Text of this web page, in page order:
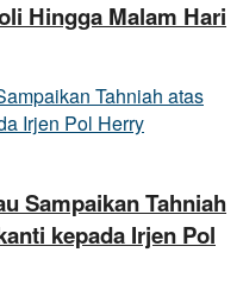
Hingga Malam Hari
Sampaikan Tahniah
kepada Irjen Pol